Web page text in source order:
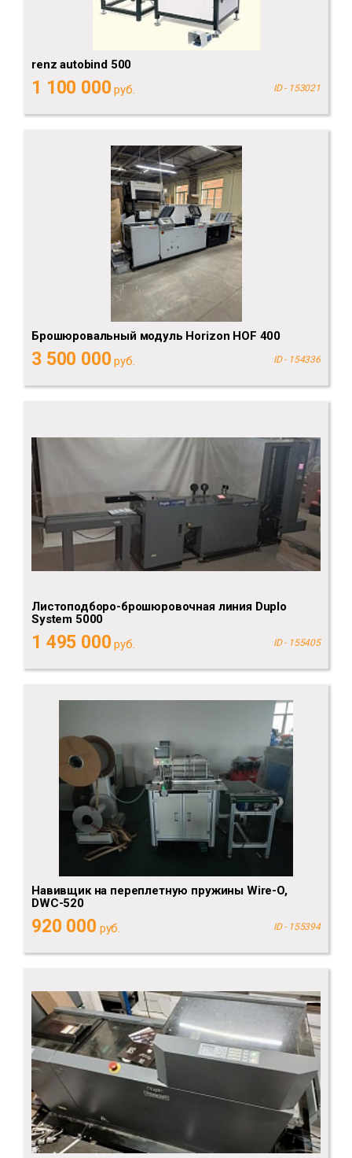
renz autobind 500
1 100 000 руб. ID - 153021
Брошюровальный модуль Horizon HOF 400
3 500 000 руб. ID - 154336
Листоподборо-брошюровочная линия Duplo
System 5000
1 495 000 руб. ID - 155405
Навивщик на переплетную пружины Wire-O,
DWC-520
920 000 руб. ID - 155394